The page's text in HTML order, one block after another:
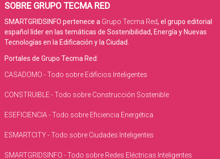
SOBRE GRUPO TECMA RED
SMARTGRIDSINFO pertenece a Grupo Tecma Red, el grupo editorial
español líder en las temáticas de Sostenibilidad, Energía y Nuevas
Tecnologías en la Edificación y la Ciudad.
Portales de Grupo Tecma Red:
CASADOMO - Todo sobre Edificios Inteligentes
CONSTRUIBLE - Todo sobre Construcción Sostenible
ESEFICIENCIA - Todo sobre Eficiencia Energética
ESMARTCITY - Todo sobre Ciudades Inteligentes
SMARTGRIDSINFO - Todo sobre Redes Eléctricas Inteligentes